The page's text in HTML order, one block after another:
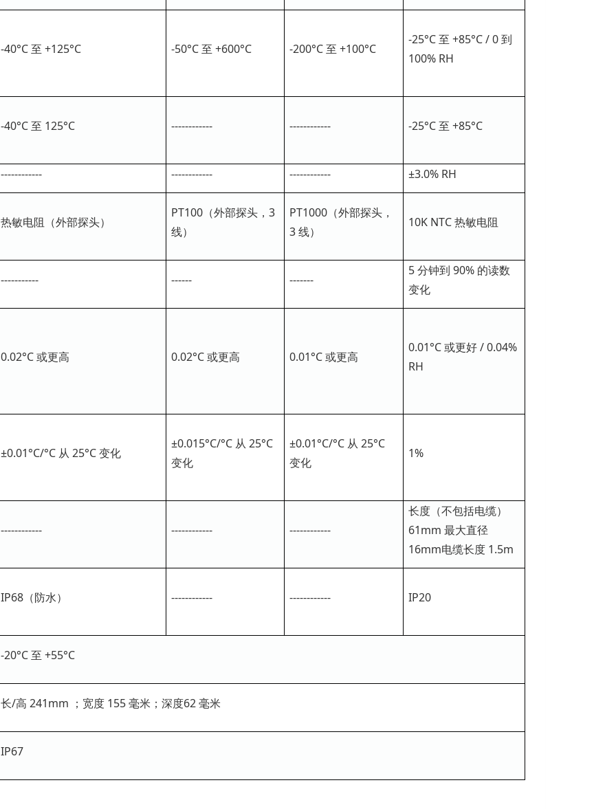
-40°C 至 +125°C -50°C 至 +600°C -200°C 至 +100°C
-25°C 至 +85°C / 0 到
100% RH
-40°C 至 125°C ------------ ------------ -25°C 至 +85°C
------------ ------------ ------------
±3.0% RH
热敏电阻（外部探头）
PT100（外部探头，3
线）
PT1000（外部探头，
3 线）
10K NTC 热敏电阻
----------- ------ -------
5 分钟到 90% 的读数
变化
0.02°C 或更高 0.02°C 或更高 0.01°C 或更高
0.01°C 或更好 / 0.04%
RH
±0.01°C/°C 从 25°C 变化
±0.015°C/°C 从 25°C
变化
±0.01°C/°C 从 25°C
变化
1%
------------ ------------ ------------
长度（不包括电缆）
61mm 最大直径
16mm电缆长度 1.5m
IP68（防水） ------------ ------------ IP20
-20°C 至 +55°C
长/高 241mm ；宽度 155 毫米；深度62 毫米
IP67